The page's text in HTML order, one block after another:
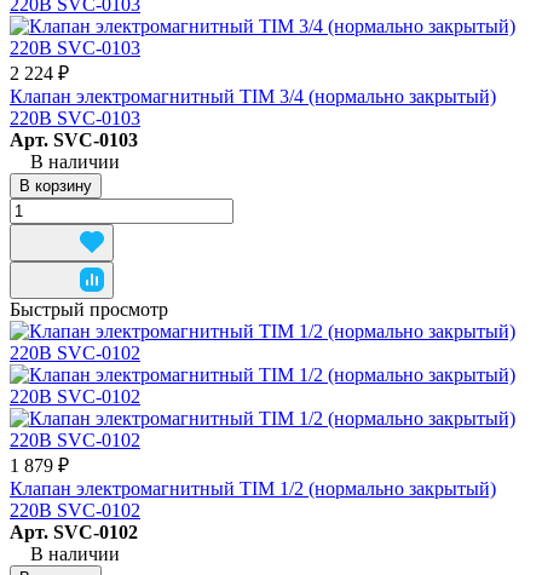
2 224 ₽
Клапан электромагнитный TIM 3/4 (нормально закрытый)
220В SVC-0103
Арт. SVC-0103
В наличии
В корзину
Быстрый просмотр
1 879 ₽
Клапан электромагнитный TIM 1/2 (нормально закрытый)
220В SVC-0102
Арт. SVC-0102
В наличии